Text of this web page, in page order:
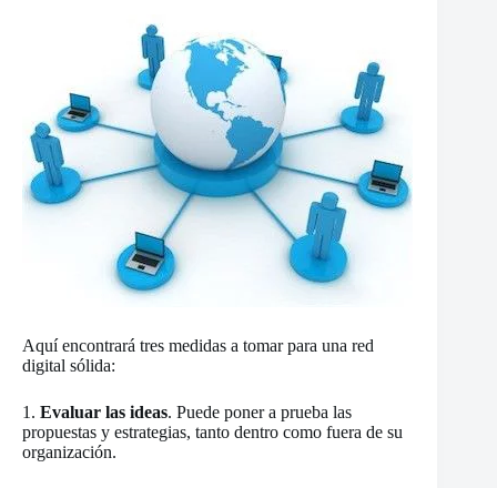
Aquí encontrará tres medidas a tomar para una red
digital sólida:
1. Evaluar las ideas. Puede poner a prueba las
propuestas y estrategias, tanto dentro como fuera de su
organización.